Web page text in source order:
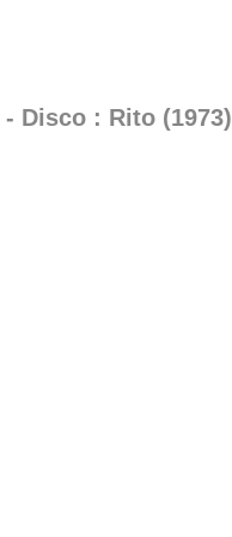
- Disco : Rito (1973)